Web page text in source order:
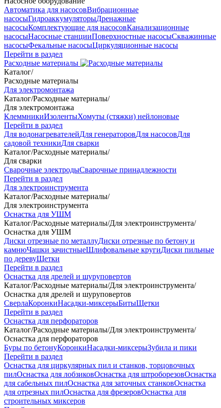
Автоматика для насосовВибрационные
насосыГидроаккумуляторыДренажные
насосыКомплектующие для насосовКанализационные
насосыНасосные станцииПоверхностные насосыСкважинные
насосыФекальные насосыЦиркуляционные насосы
Перейти в раздел
Расходные материалы
Каталог/
Расходные материалы
Для электромонтажа
Каталог/Расходные материалы/
Для электромонтажа
КлеммникиИзолентыХомуты (стяжки) нейлоновые
Перейти в раздел
Для водонагревателейДля генераторовДля насосовДля
садовой техникиДля сварки
Каталог/Расходные материалы/
Для сварки
Сварочные электродыСварочные принадлежности
Перейти в раздел
Для электроинструмента
Каталог/Расходные материалы/
Для электроинструмента
Оснастка для УШМ
Каталог/Расходные материалы/Для электроинструмента/
Оснастка для УШМ
Диски отрезные по металлуДиски отрезные по бетону и
камнюЧашки зачистныеШлифовальные кругиДиски пильные
по деревуЩетки
Перейти в раздел
Оснастка для дрелей и шуруповертов
Каталог/Расходные материалы/Для электроинструмента/
Оснастка для дрелей и шуруповертов
СверлаКоронкиНасадки-миксерыБитыЩетки
Перейти в раздел
Оснастка для перфораторов
Каталог/Расходные материалы/Для электроинструмента/
Оснастка для перфораторов
Буры по бетонуКоронкиНасадки-миксерыЗубила и пики
Перейти в раздел
Оснастка для циркулярных пил и станков, торцовочных
пилОснастка для лобзиковОснастка для штроборезовОснастка
для сабельных пилОснастка для заточных станковОснастка
для отрезных пилОснастка для фрезеровОснастка для
строительных миксеров